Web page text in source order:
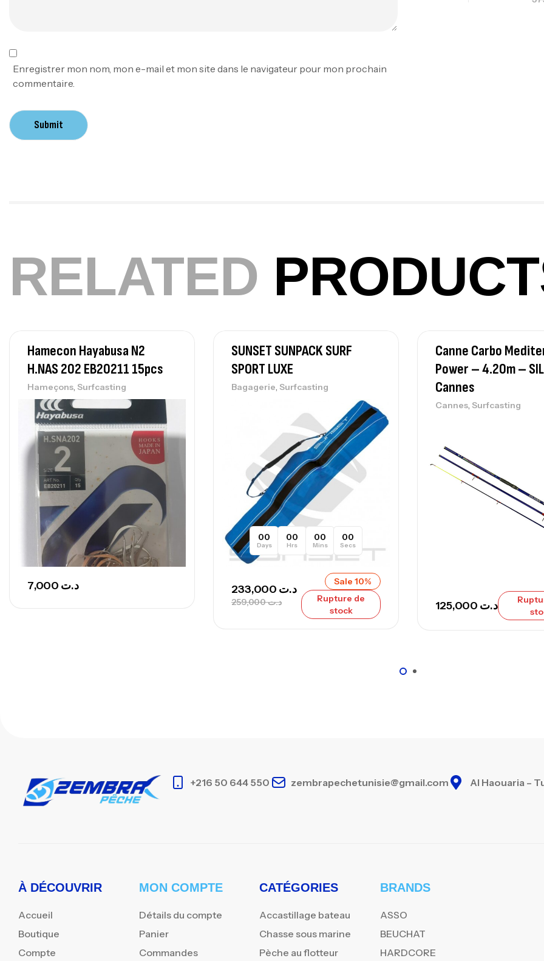
Enregistrer mon nom, mon e-mail et mon site dans le navigateur pour mon prochain
commentaire.
Submit
–
RELATED
Hamecon Hayabusa N2
H.NAS 202 EB20211 15pcs
Hameçons, Surfcasting
د.ت
SUNSET SUNPACK SURF
SPORT LUXE
Bagagerie, Surfcasting
00
Days
00
Hrs
00
Mins
00
Secs
د.ت259,000
د.ت
Sale 10%
Rupture de
stock
Canne Carbo
Power – 4.20m –
Cannes
Cannes, Surfcasting
د.ت
+216 50 644 550 zembrapechetunisie@gmail.com Al Haouaria –
À DÉCOUVRIR
Accueil
Boutique
Compte
MON COMPTE
Détails du compte
Panier
Commandes
CATÉGORIES
Accastillage bateau
Chasse sous marine
Pèche au flotteur
BRANDS
ASSO
BEUCHAT
HARDCORE